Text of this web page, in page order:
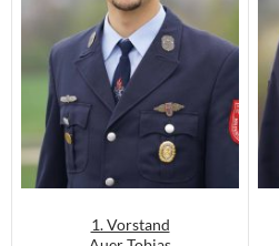
1. Vorstand